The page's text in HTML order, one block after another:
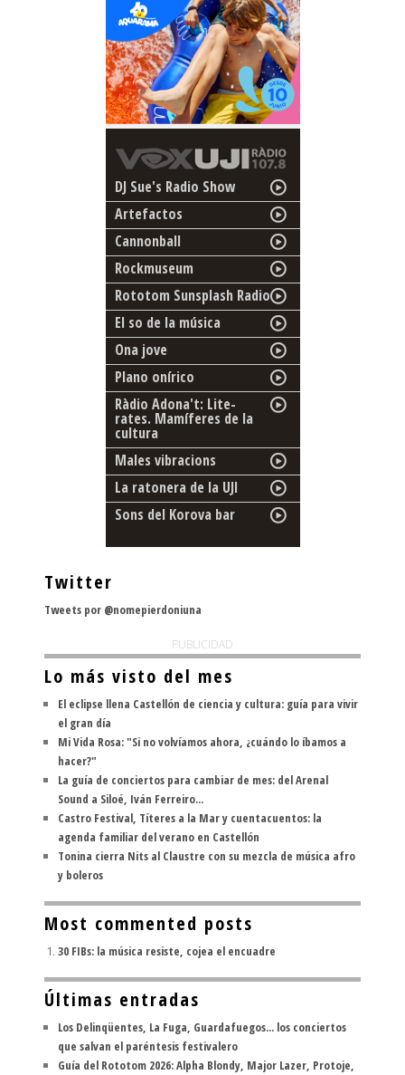
DJ Sue's Radio Show
Artefactos
Cannonball
Rockmuseum
Rototom Sunsplash Radio
El so de la música
Ona jove
Plano onírico
Ràdio Adona't: Lite-
rates. Mamíferes de la
cultura
Males vibracions
La ratonera de la UJI
Sons del Korova bar
Twitter
Tweets por @nomepierdoniuna
PUBLICIDAD
Lo más visto del mes
El eclipse llena Castellón de ciencia y cultura: guía para vivir
el gran día
Mi Vida Rosa: "Si no volvíamos ahora, ¿cuándo lo íbamos a
hacer?"
La guía de conciertos para cambiar de mes: del Arenal
Sound a Siloé, Iván Ferreiro...
Castro Festival, Títeres a la Mar y cuentacuentos: la
agenda familiar del verano en Castellón
Tonina cierra Nits al Claustre con su mezcla de música afro
y boleros
Most commented posts
30 FIBs: la música resiste, cojea el encuadre
Últimas entradas
Los Delinqüentes, La Fuga, Guardafuegos... los conciertos
que salvan el paréntesis festivalero
Guía del Rototom 2026: Alpha Blondy, Major Lazer, Protoje,